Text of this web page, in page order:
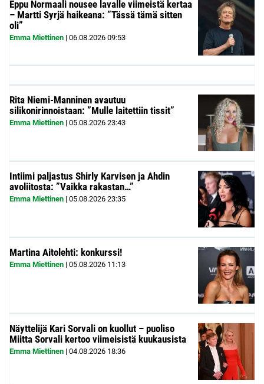
Eppu Normaali nousee lavalle viimeistä kertaa
– Martti Syrjä haikeana: ”Tässä tämä sitten
oli”
Emma Miettinen | 06.08.2026 09:53
Rita Niemi-Manninen avautuu
silikonirinnoistaan: ”Mulle laitettiin tissit”
Emma Miettinen | 05.08.2026 23:43
Intiimi paljastus Shirly Karvisen ja Ahdin
avoliitosta: ”Vaikka rakastan…”
Emma Miettinen | 05.08.2026 23:35
Martina Aitolehti: konkurssi!
Emma Miettinen | 05.08.2026 11:13
Näyttelijä Kari Sorvali on kuollut – puoliso
Miitta Sorvali kertoo viimeisistä kuukausista
Emma Miettinen | 04.08.2026 18:36